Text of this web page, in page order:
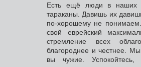
Есть ещё люди в наших
тараканы. Давишь их
по-хорошему не
свой еврейский
стремление всех
благороднее и честнее.
вы чужие. Успокойтесь,